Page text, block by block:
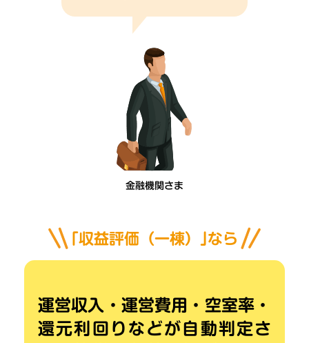
金融機関さま
｢収益評価（一棟）｣なら
運営収入・運営費用・空室率・
還元利回り などが自動判定さ